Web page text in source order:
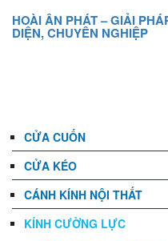
HOÀI ÂN PHÁT – GIẢI
DIỆN, CHUYÊN NGHIỆP
CỬA CUỐN
CỬA KÉO
CÁNH KÍNH NỘI THẤT
KÍNH CƯỜNG LỰC